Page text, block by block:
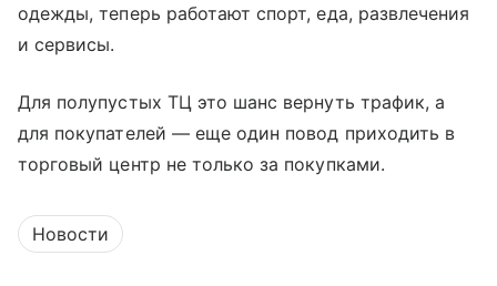
одежды, теперь работают спорт, еда, развлечения
и сервисы.
Для полупустых ТЦ это шанс вернуть трафик, а
для покупателей — еще один повод приходить в
торговый центр не только за покупками.
Новости